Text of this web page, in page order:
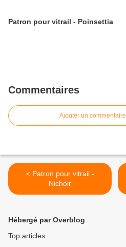
Patron pour vitrail - Poinsettia
Commentaires
Ajouter un commentaire
< Patron pour vitrail -
Nichoir
Hébergé par Overblog
Top articles